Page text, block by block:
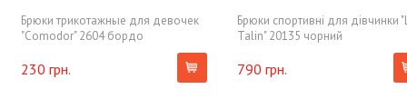
Брюки трикотажные для девочек
"Cоmodor" 2604 бордо
230 грн.
Брюки спортивні для дівчинки
Talin" 20135 чорний
790 грн.